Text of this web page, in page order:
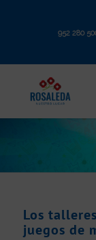
952 280
Los
juegos de